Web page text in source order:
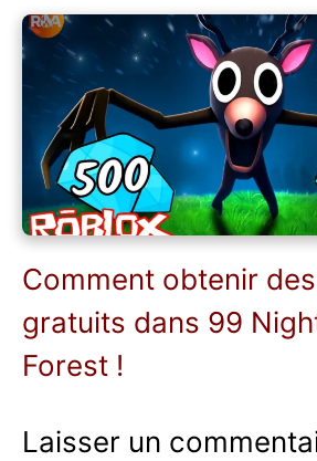
Comment obtenir
gratuits dans 99
Forest !
Laisser un